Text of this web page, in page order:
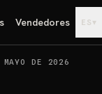
Vendedores ES ▾
DE 2026